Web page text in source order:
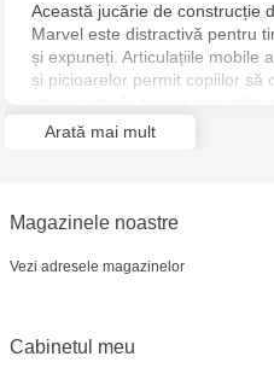
Această jucărie de construcție
Marvel este distractivă pentru
și expuneți. Articulațiile mobile
și picioarelor permit copiilor să
detaliat autentic vine cu 2
digitală, constructorii pot mări
Builder.
Arată mai mult
Magazinele noastre
Vezi adresele magazinelor
Cabinetul meu